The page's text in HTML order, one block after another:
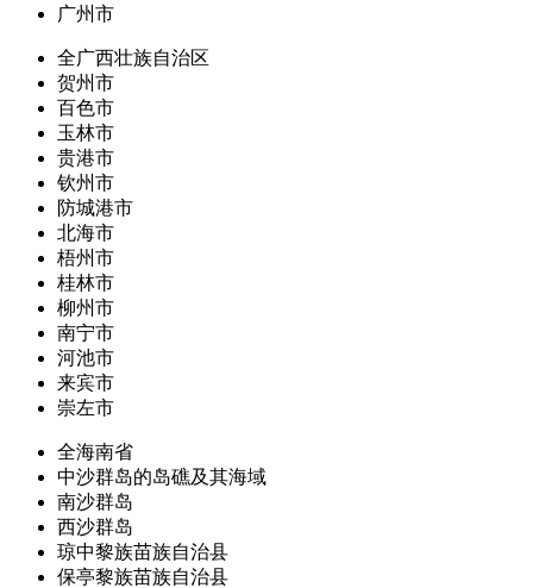
广州市
全广西壮族自治区
贺州市
百色市
玉林市
贵港市
钦州市
防城港市
北海市
梧州市
桂林市
柳州市
南宁市
河池市
来宾市
崇左市
全海南省
中沙群岛的岛礁及其海域
南沙群岛
西沙群岛
琼中黎族苗族自治县
保亭黎族苗族自治县